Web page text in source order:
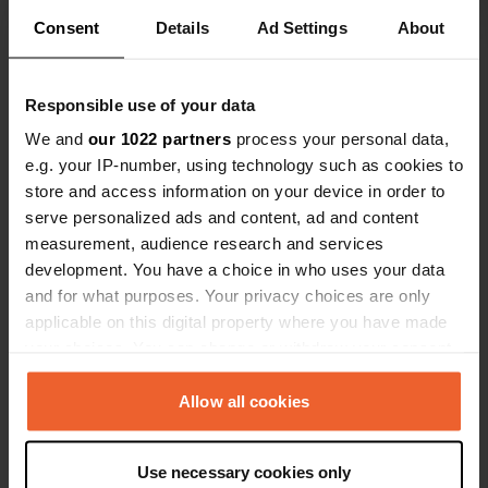
Consent Details Ad Settings About
Responsible use of your data
We and our 1022 partners process your personal data,
e.g. your IP-number, using technology such as cookies to
store and access information on your device in order to
serve personalized ads and content, ad and content
measurement, audience research and services
development. You have a choice in who uses your data
and for what purposes. Your privacy choices are only
applicable on this digital property where you have made
any time from the Cookie Declaration or by clicking on
the Privacy trigger icon.
Collect information about your geographical location
Allow all cookies
Use necessary cookies only
pour les campeurs sous tente. Il n'y a
charmant et paisible.
Contact
Sekundær Fylkesveg 888
Hadsel, Norvège
Copie
Coordonnées
68° 25' 25" N 14° 33' 48" E